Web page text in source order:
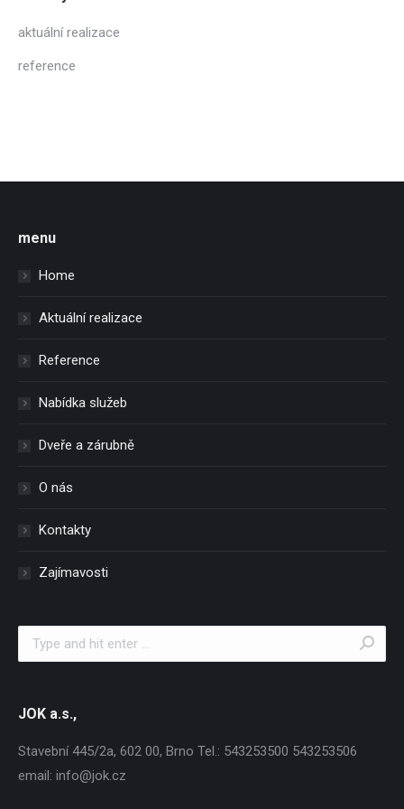
aktuální realizace
reference
menu
Home
Aktuální realizace
Reference
Nabídka služeb
Dveře a zárubně
O nás
Kontakty
Zajímavosti
Search:
JOK a.s.,
Stavební 445/2a, 602 00, Brno Tel.: 543253500 543253506
email: info@jok.cz